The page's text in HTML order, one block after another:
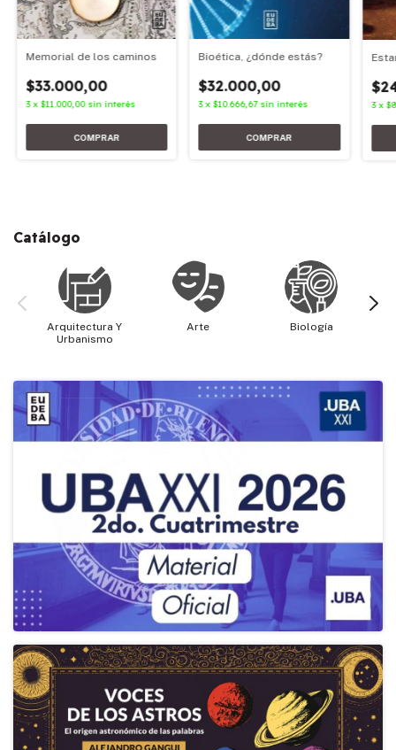
Memorial de los caminos
$33.000,00
3 x $11.000,00 sin interés
Bioética, ¿dónde estás?
$32.000,00
3 x$10.666,67 sin interés 3 x
Catálogo
Arquitectura Y
Urbanismo
Arte Biología